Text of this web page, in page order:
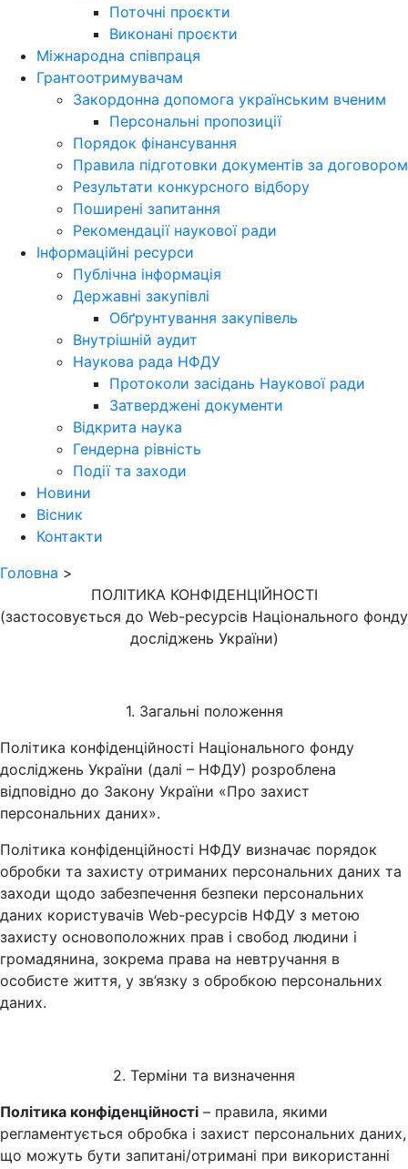
Поточні проєкти
Виконані проєкти
Міжнародна співпраця
Грантоотримувачам
Закордонна допомога українським вченим
Персональні пропозиції
Порядок фінансування
Правила підготовки документів за договором
Результати конкурсного відбору
Поширені запитання
Рекомендації наукової ради
Інформаційні ресурси
Публічна інформація
Державні закупівлі
Обґрунтування закупівель
Внутрішній аудит
Наукова рада НФДУ
Протоколи засідань Наукової ради
Затверджені документи
Відкрита наука
Гендерна рівність
Події та заходи
Новини
Вісник
Контакти
Головна >
ПОЛІТИКА КОНФІДЕНЦІЙНОСТІ
(застосовується до Web-ресурсів Національного фонду
досліджень України)
1. Загальні положення
Політика конфіденційності Національного фонду
досліджень України (далі – НФДУ) розроблена
відповідно до Закону України «Про захист
персональних даних».
Політика конфіденційності НФДУ визначає порядок
обробки та захисту отриманих персональних даних та
заходи щодо забезпечення безпеки персональних
даних користувачів Web-ресурсів НФДУ з метою
захисту основоположних прав і свобод людини і
громадянина, зокрема права на невтручання в
особисте життя, у зв’язку з обробкою персональних
даних.
2. Терміни та визначення
Політика конфіденційності – правила, якими
регламентується обробка і захист персональних даних,
що можуть бути запитані/отримані при використанні